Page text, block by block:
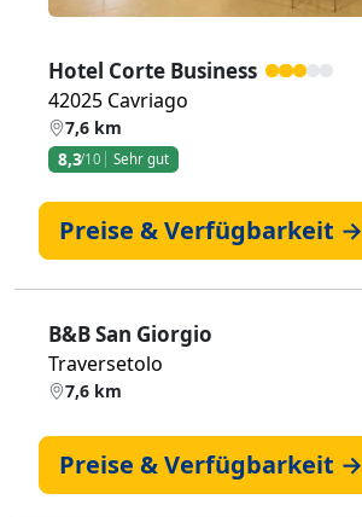
Hotel Corte Business
42025 Cavriago
7,6 km
8,3/10 Sehr gut
Preise & Verfügbarkeit →
B&B San Giorgio
Traversetolo
7,6 km
Preise & Verfügbarkeit →